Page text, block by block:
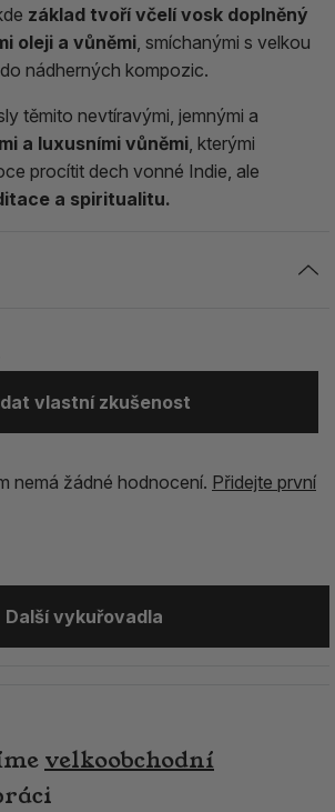
základ tvoří včelí vosk doplněný
oleji a vůněmi, smíchanými s velkou
nádherných kompozic.
těmito nevtíravými, jemnými a
a luxusními vůněmi, kterými
procítit dech vonné Indie, ale
a spiritualitu.
vlastní zkušenost
nemá žádné hodnocení. Přidejte první
Další vykuřovadla
velkoobchodní